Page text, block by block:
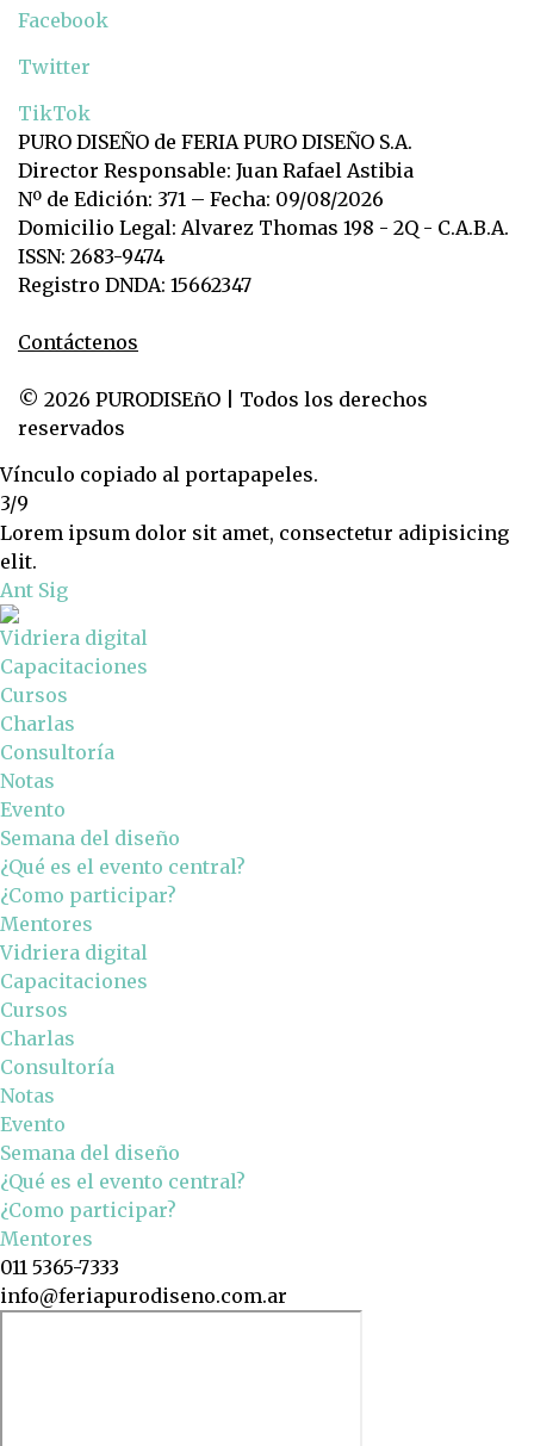
Facebook
Twitter
TikTok
PURO DISEÑO de FERIA PURO DISEÑO S.A.
Director Responsable: Juan Rafael Astibia
Nº de Edición: 371 – Fecha: 09/08/2026
Domicilio Legal: Alvarez Thomas 198 - 2Q - C.A.B.A.
ISSN: 2683-9474
Registro DNDA: 15662347
Contáctenos
© 2026 PURODISEñO | Todos los derechos
reservados
Vínculo copiado al portapapeles.
3/9
Lorem ipsum dolor sit amet, consectetur adipisicing
elit.
Ant Sig
Vidriera digital
Capacitaciones
Cursos
Charlas
Consultoría
Notas
Evento
Semana del diseño
¿Qué es el evento central?
¿Como participar?
Mentores
Vidriera digital
Capacitaciones
Cursos
Charlas
Consultoría
Notas
Evento
Semana del diseño
¿Qué es el evento central?
¿Como participar?
Mentores
011 5365-7333
info@feriapurodiseno.com.ar